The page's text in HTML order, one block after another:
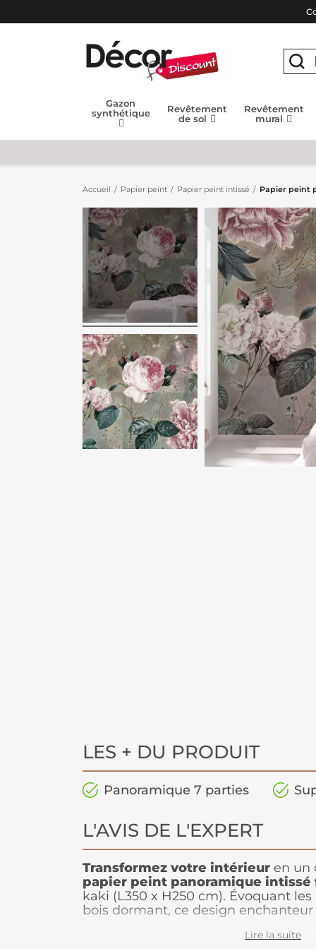
Gazon
synthétique
Revêtement
de sol
Revêtement
mural
Accueil Papier peint Papier peint intissé Papier peint
LES + DU PRODUIT
Panoramique 7 parties
L'AVIS DE L'EXPERT
Transformez votre intérieur en un
papier peint panoramique intissé
kaki (L350 x H250 cm). Évoquant
bois dormant, ce design
créer une atmosphère romantique.
Lire la suite